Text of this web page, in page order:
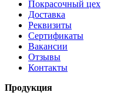
Покрасочный цех
Доставка
Реквизиты
Сертификаты
Вакансии
Отзывы
Контакты
Продукция